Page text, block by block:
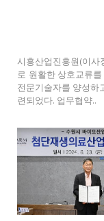
시흥산업진흥원(이사
로 원활한 상호교류
전문기술자를 양성하
련되었다. 업무협약..